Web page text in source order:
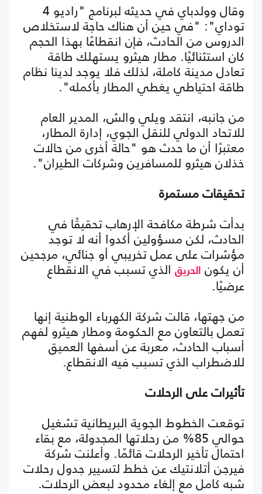
وقال وولدباي في حديثه لبرنامج "راديو 4
توداي": "في حين أن هناك حاجة لاستخلاص
الدروس من الحادث، فإن انقطاعًا بهذا الحجم
كان استثنائيًا. مطار هيثرو يستهلك طاقة
تعادل مدينة كاملة، لذلك فلا يوجد لدينا نظام
طاقة احتياطي يغطي المطار بأكمله".
من جانبه، انتقد ويلي والش، المدير العام
للاتحاد الدولي للنقل الجوي، إدارة المطار،
معتبرًا أن ما حدث هو "حالة أخرى من حالات
خذلان هيثرو للمسافرين وشركات الطيران".
تحقيقات مستمرة
بدأت شرطة مكافحة الإرهاب تحقيقًا في
الحادث، لكن مسؤولين أكدوا أنه لا توجد
مؤشرات على عمل تخريبي أو جنائي، مرجحين
أن يكون الحريق الذي تسبب في الانقطاع
عرضيًا.
من جهتها، قالت شركة الكهرباء الوطنية إنها
تعمل بالتعاون مع الحكومة ومطار هيثرو لفهم
أسباب الحادث، معربة عن أسفها العميق
للاضطراب الذي تسبب فيه الانقطاع.
تأثيرات على الرحلات
توقعت الخطوط الجوية البريطانية تشغيل
حوالي 85% من رحلاتها المجدولة، مع بقاء
احتمال تأخير الرحلات قائمًا. وأعلنت شركة
فيرجن أتلانتيك عن خطط لتسيير جدول رحلات
شبه كامل مع إلغاء محدود لبعض الرحلات.